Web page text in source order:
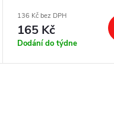
136 Kč bez DPH
165 Kč
Dodání do týdne